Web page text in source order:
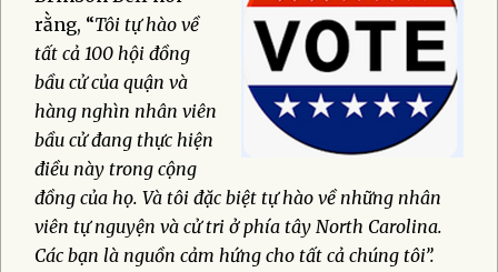
rằng, “Tôi tự hào về
tất cả 100 hội đồng
bầu cử của quận và
hàng nghìn nhân viên
bầu cử đang thực hiện
điều này trong cộng
đồng của họ. Và tôi đặc biệt tự hào về những nhân
viên tự nguyện và cử tri ở phía tây North Carolina.
Các bạn là nguồn cảm hứng cho tất cả chúng tôi”.